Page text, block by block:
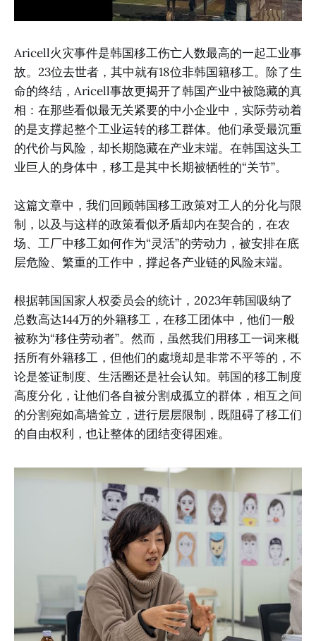
Aricell火灾事件是韩国移工伤亡人数最高的一起工业事
故。23位去世者，其中就有18位非韩国籍移工。除了生
命的终结，Aricell事故更揭开了韩国产业中被隐藏的真
相：在那些看似最无关紧要的中小企业中，实际劳动着
的是支撑起整个工业运转的移工群体。他们承受最沉重
的代价与风险，却长期隐藏在产业末端。在韩国这头工
业巨人的身体中，移工是其中长期被牺牲的“关节”。
这篇文章中，我们回顾韩国移工政策对工人的分化与限
制，以及与这样的政策看似矛盾却内在契合的，在农
场、工厂中移工如何作为“灵活”的劳动力，被安排在底
层危险、繁重的工作中，撑起各产业链的风险末端。
根据韩国国家人权委员会的统计，2023年韩国吸纳了
总数高达144万的外籍移工，在移工团体中，他们一般
被称为“移住劳动者”。然而，虽然我们用移工一词来概
括所有外籍移工，但他们的處境却是非常不平等的，不
论是签证制度、生活圈还是社会认知。韩国的移工制度
高度分化，让他们各自被分割成孤立的群体，相互之间
的分割宛如高墙耸立，进行层层限制，既阻碍了移工们
的自由权利，也让整体的团结变得困难。